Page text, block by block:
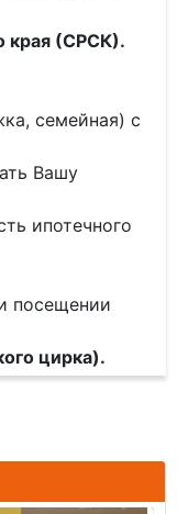
края (СРСК).
семейная) с
Вашу
ипотечного
посещении
цирка).